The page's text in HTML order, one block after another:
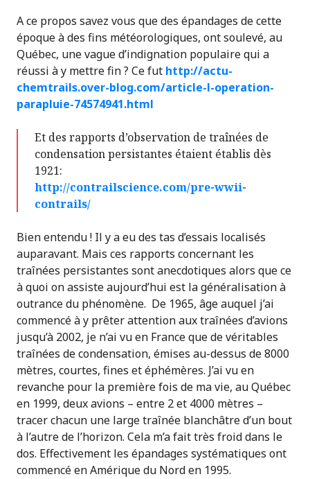
A ce propos savez vous que des épandages de cette
époque à des fins météorologiques, ont soulevé, au
Québec, une vague d’indignation populaire qui a
réussi à y mettre fin ? Ce fut http://actu-
chemtrails.over-blog.com/article-l-operation-
parapluie-74574941.html
Et des rapports d’observation de traînées de
condensation persistantes étaient établis dès
1921:
http://contrailscience.com/pre-wwii-
contrails/
Bien entendu ! Il y a eu des tas d’essais localisés
auparavant. Mais ces rapports concernant les
traînées persistantes sont anecdotiques alors que ce
à quoi on assiste aujourd’hui est la généralisation à
outrance du phénomène. De 1965, âge auquel j’ai
commencé à y prêter attention aux traînées d’avions
jusqu’à 2002, je n’ai vu en France que de véritables
traînées de condensation, émises au-dessus de 8000
mètres, courtes, fines et éphémères. J’ai vu en
revanche pour la première fois de ma vie, au Québec
en 1999, deux avions – entre 2 et 4000 mètres –
tracer chacun une large traînée blanchâtre d’un bout
à l’autre de l’horizon. Cela m’a fait très froid dans le
dos. Effectivement les épandages systématiques ont
commencé en Amérique du Nord en 1995.